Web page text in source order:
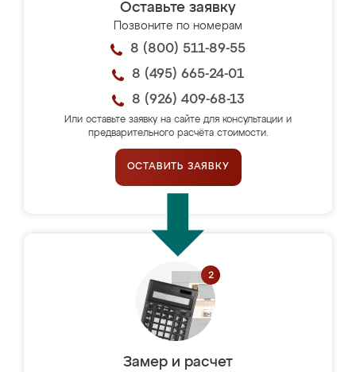
Оставьте заявку
Позвоните по номерам
8 (800) 511-89-55
8 (495) 665-24-01
8 (926) 409-68-13
Или оставьте заявку на сайте для консультации и
предварительного расчёта стоимости.
ОСТАВИТЬ ЗАЯВКУ
Замер и расчет